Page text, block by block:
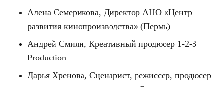
Алена Семерикова, Директор АНО «Центр
развития кинопроизводства» (Пермь)
Андрей Смиян, Креативный продюсер 1-2-3
Production
Дарья Хренова, Сценарист, режиссер, продюсер